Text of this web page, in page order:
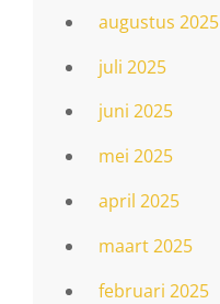
augustus 2025
juli 2025
juni 2025
mei 2025
april 2025
maart 2025
februari 2025